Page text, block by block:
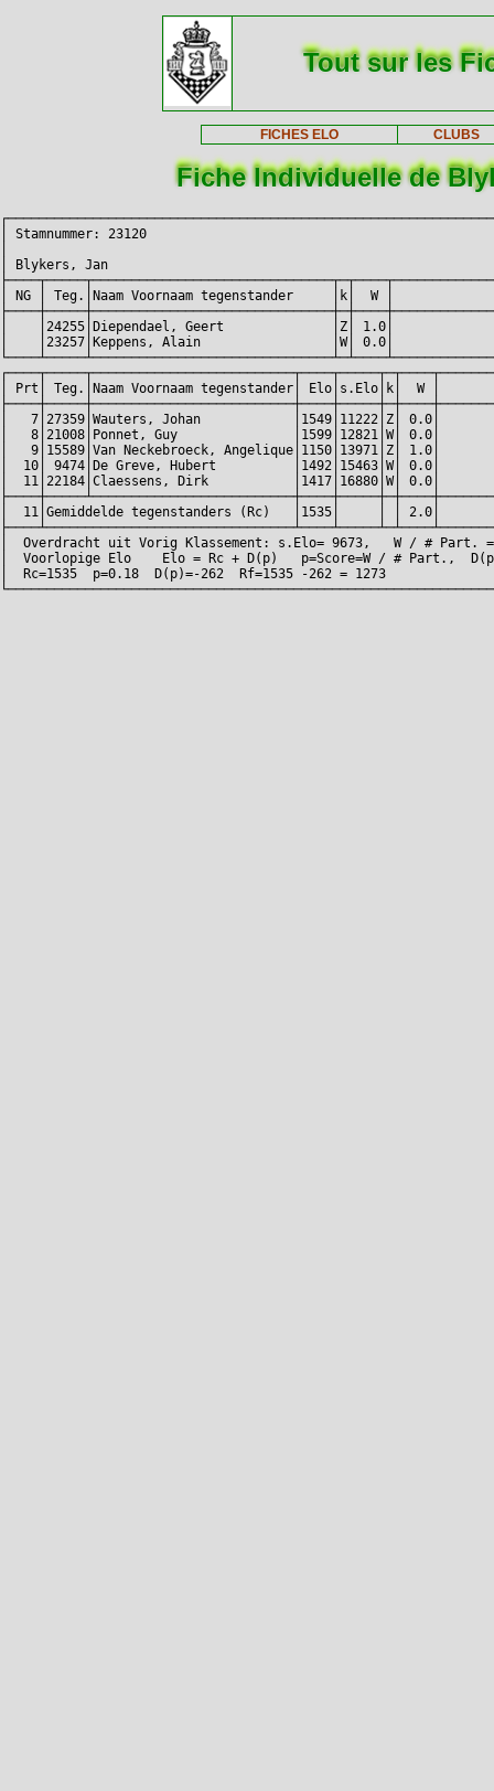
Tout sur les
FICHES ELO CLUBS
Fiche Individuelle de
│ Stamnummer: 23120
│ Blykers, Jan
│ NG │ Teg.│Naam Voornaam tegenstander     │k│
│    │24255│Diependael, Geert              │Z│ 1.0│
│    │23257│Keppens, Alain                 │W│ 0.0│
│ Prt│ Teg.│Naam Voornaam tegenstander│
│   7│27359│Wauters, Johan            │1549│11222│Z│
│   8│21008│Ponnet, Guy               │1599│12821│W│
│   9│15589│Van Neckebroeck,
│  10│ 9474│De Greve, Hubert          │1492│15463│W│
│  11│22184│Claessens, Dirk           │1417│16880│W│
│  11│Gemiddelde tegenstanders (Rc)   │1535│
│  Overdracht uit Vorig Klassement: s.Elo=
│  Voorlopige Elo    Elo = Rc + D(p)   p=Score=W /
│  Rc=1535  p=0.18  D(p)=-262  Rf=1535 -262